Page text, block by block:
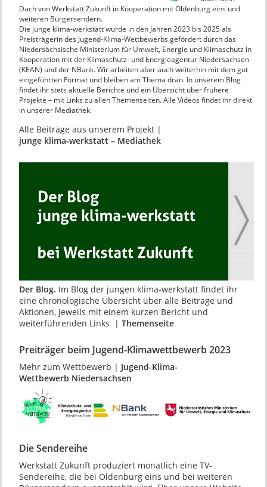
Dach von Werkstatt Zukunft in Kooperation mit Oldenburg eins und
weiteren Bürgersendern.
Die junge klima-werkstatt wurde in den Jahren 2023 bis 2025 als
Preisträgerin des Jugend-Klima-Wettbewerbs gefördert durch das
Niedersächsische Ministerium für Umwelt, Energie und Klimaschutz in
Kooperation mit der Klimaschutz- und Energieagentur Niedersachsen
(KEAN) und der NBank. Wir arbeiten aber auch weiterhin mit dem gut
eingeführten Format und bleiben am Thema dran. In unserem Blog
findet ihr stets aktuelle Berichte und ein Übersicht über frühere
Projekte – mit Links zu allen Themenseiten. Alle Videos findet ihr direkt
in unserer Mediathek.
Alle Beiträge aus unserem Projekt |
junge klima‑werkstatt – Mediathek
Der Blog. Im Blog der jungen klima-werkstatt findet ihr
eine chronologische Übersicht über alle Beiträge und
Aktionen, jeweils mit einem kurzen Bericht und
weiterführenden Links | Themenseite
Preiträger beim Jugend-Klimawettbewerb 2023
Mehr zum Wettbewerb | Jugend-Klima-
Wettbewerb Niedersachsen
Die Sendereihe
Werkstatt Zukunft produziert monatlich eine TV-
Sendereihe, die bei Oldenburg eins und bei weiteren